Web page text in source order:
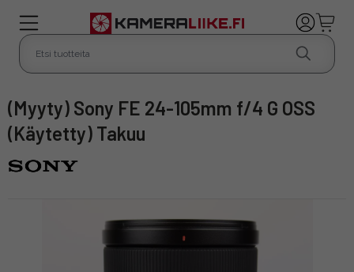
(Myyty) Sony FE 24-105mm f/4 G OSS
(Käytetty) Takuu